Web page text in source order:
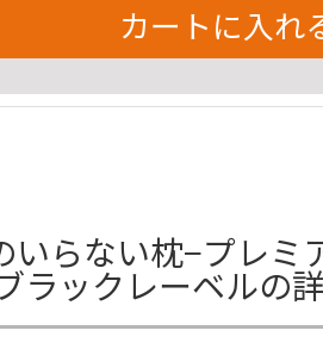
カートに入れ
いらない枕−プレ
ラックレーベルの